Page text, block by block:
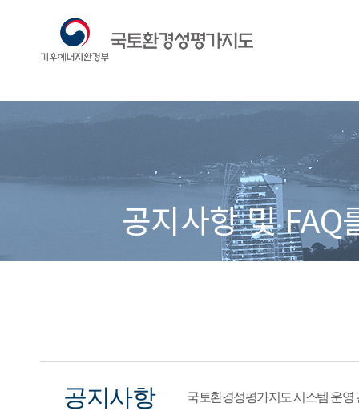
공지사항 및
공지사항 국토환경성평가지도 시스템 운영